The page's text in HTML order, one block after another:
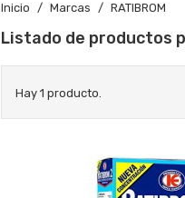
Inicio Marcas RATIBROM
Listado de productos
Hay 1 producto.